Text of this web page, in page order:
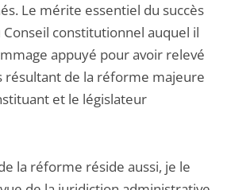
Le mérite essentiel du succès
constitutionnel auquel il
appuyé pour avoir relevé
résultant de la réforme majeure
et le législateur
la réforme réside aussi, je le